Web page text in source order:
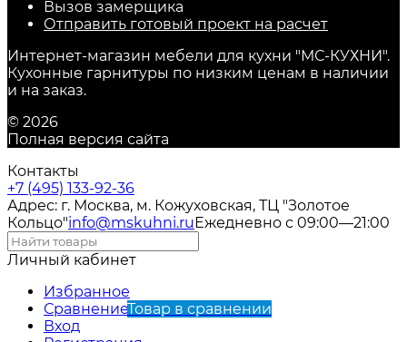
Вызов замерщика
Отправить готовый проект на расчет
Интернет-магазин мебели для кухни "МС-КУХНИ".
Кухонные гарнитуры по низким ценам в наличии
и на заказ.
© 2026
Полная версия сайта
Контакты
+7 (495) 133-92-36
Адрес: г. Москва, м. Кожуховская, ТЦ "Золотое
Кольцо"info@mskuhni.ruЕжедневно с 09:00—21:00
Личный кабинет
Избранное
СравнениеТовар в сравнении
Вход